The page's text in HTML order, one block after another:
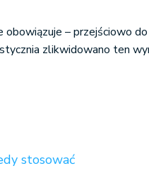
obowiązuje – przejściowo do
zlikwidowano ten
stosować